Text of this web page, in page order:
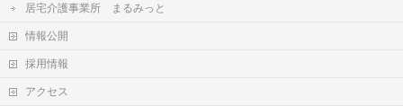
居宅介護事業所 まるみっと
情報公開
採用情報
アクセス